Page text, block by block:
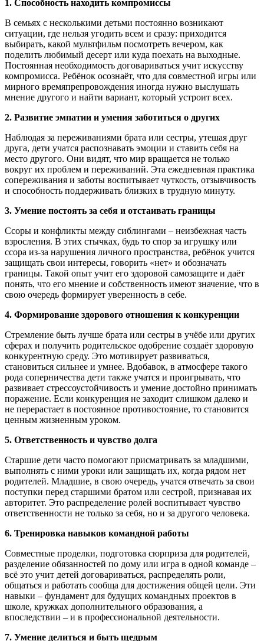
1. Способность находить компромиссы
В семьях с несколькими детьми постоянно возникают
ситуации, где нельзя угодить всем и сразу: приходится
выбирать, какой мультфильм посмотреть вечером, как
поделить любимый десерт или куда поехать на выходные.
Постоянная необходимость договариваться учит искусству
компромисса. Ребёнок осознаёт, что для совместной игры или
мирного времяпрепровождения иногда нужно выслушать
мнение другого и найти вариант, который устроит всех.
2. Развитие эмпатии и умения заботиться о других
Наблюдая за переживаниями брата или сестры, утешая друг
друга, дети учатся распознавать эмоции и ставить себя на
место другого. Они видят, что мир вращается не только
вокруг их проблем и переживаний. Эта ежедневная практика
сопереживания и заботы воспитывает чуткость, отзывчивость
и способность поддерживать близких в трудную минуту.
3. Умение постоять за себя и отстаивать границы
Ссоры и конфликты между сиблингами – неизбежная часть
взросления. В этих стычках, будь то спор за игрушку или
ссора из-за нарушения личного пространства, ребёнок учится
защищать свои интересы, говорить «нет» и обозначать
границы. Такой опыт учит его здоровой самозащите и даёт
понять, что его мнение и собственность имеют значение, что в
свою очередь формирует уверенность в себе.
4. Формирование здорового отношения к конкуренции
Стремление быть лучше брата или сестры в учёбе или других
сферах и получить родительское одобрение создаёт здоровую
конкурентную среду. Это мотивирует развиваться,
становиться сильнее и умнее. Вдобавок, в атмосфере такого
рода соперничества дети также учатся и проигрывать, что
развивает стрессоустойчивость и умение достойно принимать
поражение. Если конкуренция не заходит слишком далеко и
не перерастает в постоянное противостояние, то становится
ценным жизненным уроком.
5. Ответственность и чувство долга
Старшие дети часто помогают присматривать за младшими,
выполнять с ними уроки или защищать их, когда рядом нет
родителей. Младшие, в свою очередь, учатся отвечать за свои
поступки перед старшими братом или сестрой, признавая их
авторитет. Это распределение ролей воспитывает чувство
ответственности не только за себя, но и за другого человека.
6. Тренировка навыков командной работы
Совместные проделки, подготовка сюрприза для родителей,
разделение обязанностей по дому или игра в одной команде –
всё это учит детей договариваться, распределять роли,
общаться и работать сообща для достижения общей цели. Эти
навыки – фундамент для будущих командных проектов в
школе, кружках дополнительного образования, а
впоследствии – и в профессиональной деятельности.
7. Умение делиться и быть щедрым